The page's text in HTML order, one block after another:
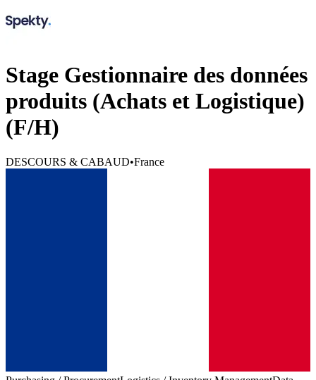
Stage Gestionnaire des données
produits (Achats et Logistique)
(F/H)
DESCOURS & CABAUD•France